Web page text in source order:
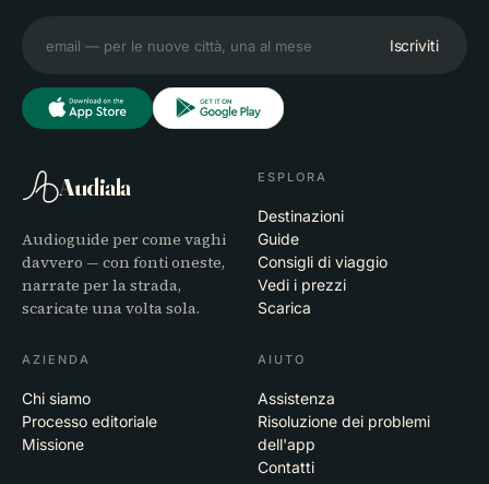
Iscriviti
Audiala
Audioguide per come vaghi
davvero — con fonti oneste,
narrate per la strada,
scaricate una volta sola.
ESPLORA
Destinazioni
Guide
Consigli di viaggio
Vedi i prezzi
Scarica
AZIENDA
Chi siamo
Processo editoriale
Missione
AIUTO
Assistenza
Risoluzione dei problemi
dell'app
Contatti